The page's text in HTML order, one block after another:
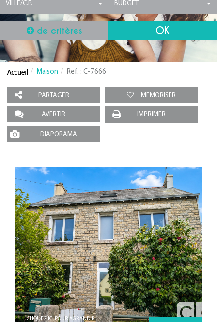
VILLE/C.P. BUDGET
de critères
Maison Ref. : C-7666
PARTAGER MEMORISER
AVERTIR IMPRIMER
DIAPORAMA
CLIQUEZ ICI POUR AGRANDIR